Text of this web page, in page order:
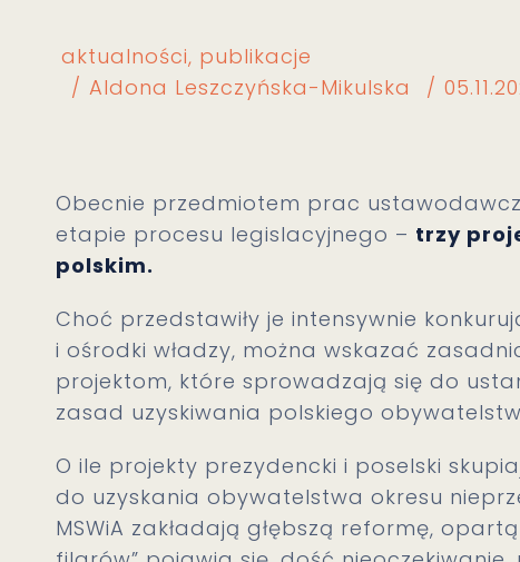
aktualności publikacje
Aldona Leszczyńska-Mikulska
Obecnie przedmiotem prac
etapie procesu legislacyjnego – trzy
polskim.
Choć przedstawiły je intensywnie
i ośrodki władzy, można wskazać
projektom, które sprowadzają się do
zasad uzyskiwania polskiego
O ile projekty prezydencki i poselski
do uzyskania obywatelstwa okresu
MSWiA zakładają głębszą reformę,